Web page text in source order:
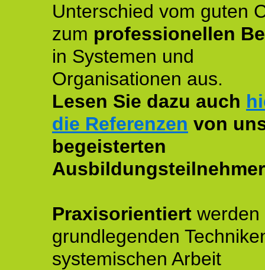
Unterschied vom guten
zum professionellen
in Systemen und
Organisationen aus.
Lesen Sie dazu auch
die Referenzen von
begeisterten
Praxisorientiert werden
grundlegenden
systemischen Arbeit